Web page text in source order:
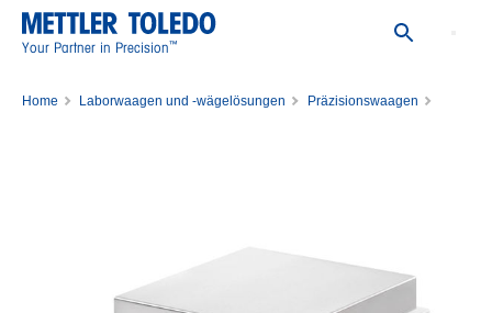
Your Partner in Precision™
Home Laborwaagen und -wägelösungen
Präzisionswaagen